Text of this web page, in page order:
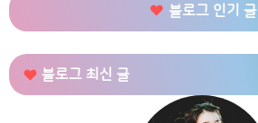
블로그 인기 글
블로그 최신 글